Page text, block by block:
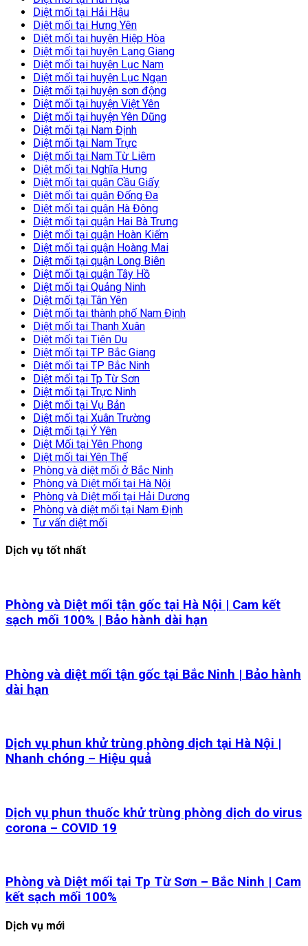
Diệt mối tại Hải Hậu
Diệt mối tại Hưng Yên
Diệt mối tại huyện Hiệp Hòa
Diệt mối tại huyện Lạng Giang
Diệt mối tại huyện Lục Nam
Diệt mối tại huyện Lục Ngạn
Diệt mối tại huyện sơn động
Diệt mối tại huyện Việt Yên
Diệt mối tại huyện Yên Dũng
Diệt mối tại Nam Định
Diệt mối tại Nam Trực
Diệt mối tại Nam Từ Liêm
Diệt mối tại Nghĩa Hưng
Diệt mối tại quận Cầu Giấy
Diệt mối tại quận Đống Đa
Diệt mối tại quận Hà Đông
Diệt mối tại quận Hai Bà Trưng
Diệt mối tại quận Hoàn Kiếm
Diệt mối tại quận Hoàng Mai
Diệt mối tại quận Long Biên
Diệt mối tại quận Tây Hồ
Diệt mối tại Quảng Ninh
Diệt mối tại Tân Yên
Diệt mối tại thành phố Nam Định
Diệt mối tại Thanh Xuân
Diệt mối tại Tiên Du
Diệt mối tại TP Bắc Giang
Diệt mối tại TP Bắc Ninh
Diệt mối tại Tp Từ Sơn
Diệt mối tại Trực Ninh
Diệt mối tại Vụ Bản
Diệt mối tại Xuân Trường
Diệt mối tại Ý Yên
Diệt Mối tại Yên Phong
Diệt mối tai Yên Thế
Phòng và diệt mối ở Bắc Ninh
Phòng và Diệt mối tại Hà Nội
Phòng và Diệt mối tại Hải Dương
Phòng và diệt mối tại Nam Định
Tư vấn diệt mối
Dịch vụ tốt nhất
Phòng và Diệt mối tận gốc tại Hà Nội | Cam kết
sạch mối 100% | Bảo hành dài hạn
Phòng và diệt mối tận gốc tại Bắc Ninh | Bảo hành
dài hạn
Dịch vụ phun khử trùng phòng dịch tại Hà Nội |
Nhanh chóng – Hiệu quả
Dịch vụ phun thuốc khử trùng phòng dịch do virus
corona – COVID 19
Phòng và Diệt mối tại Tp Từ Sơn – Bắc Ninh | Cam
kết sạch mối 100%
Dịch vụ mới